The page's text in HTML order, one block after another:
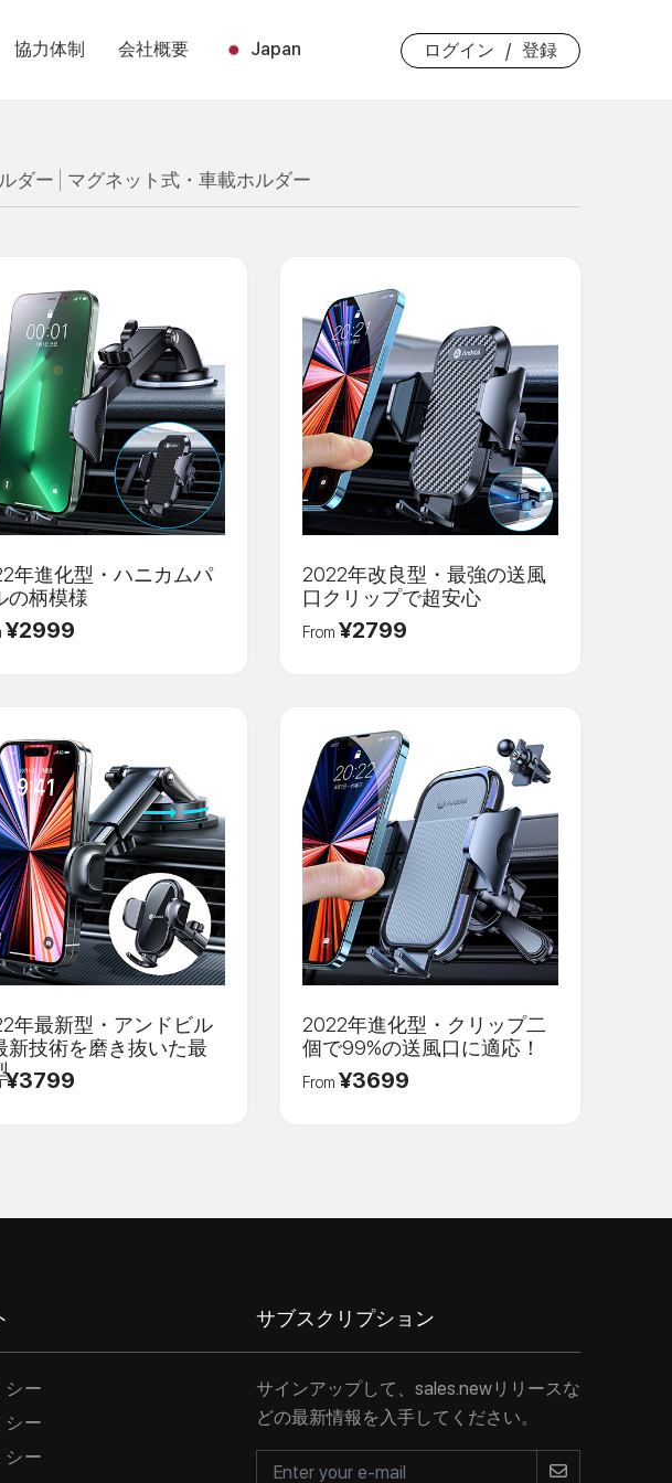
ログイン / 登録
協力体制 会社概要 Japan
ダー マグネット式・車載ホルダー
年進化型・ハニカムパ
の柄模様
¥2999
2022年改良型・最強の送風
口クリップで超安心
From ¥2799
年最新型・アンドビル
新技術を磨き抜いた最
¥3799
2022年進化型・クリップ二
個で99%の送風口に適応！
From ¥3699
シー
シー
シー
サブスクリプション
サインアップして、sales.newリリースな
どの最新情報を入手してください。
ル*
確認コード*
ード*
ード*